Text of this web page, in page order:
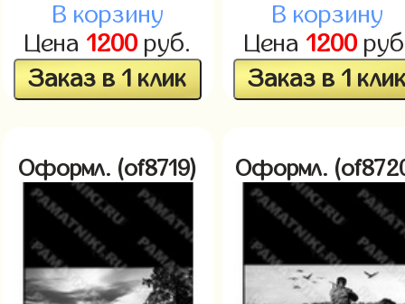
В корзину
Цена 1200руб.
Заказ в 1 клик
В корзину
Цена 1200
Заказ в 1
Оформл. (of8719) Оформл.